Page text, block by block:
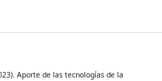
Aporte de las tecnologías de la